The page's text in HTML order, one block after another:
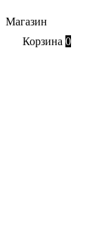
Магазин
Корзина 0